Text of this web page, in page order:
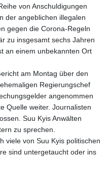
7.536622
150.718127
363.096405
183.057725
0.819746
von Anschuldigungen
der angeblichen illegalen
gegen die Corona-Regeln
zu insgesamt sechs Jahren
an einem unbekannten Ort
am Montag über den
Regierungschef
angenommen
Quelle weiter. Journalisten
Suu Kyis Anwälten
zu sprechen.
viele von Suu Kyis politischen
sind untergetaucht oder ins